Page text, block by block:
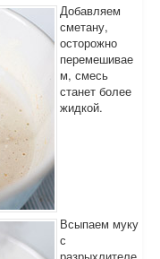
Добавляем
сметану,
осторожно
перемешивае
м, смесь
станет более
жидкой.
Всыпаем муку
с